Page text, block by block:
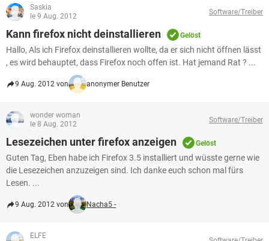
Saskia
le 9 Aug. 2012
Software/Treiber
Kann firefox nicht deinstallieren Gelöst
Hallo, Als ich Firefox deinstallieren wollte, da er sich nicht öffnen lässt
, es wird behauptet, dass Firefox noch offen ist. Hat jemand Rat ? ...
9 Aug. 2012 von anonymer Benutzer
wonder woman
le 8 Aug. 2012
Software/Treiber
Lesezeichen unter firefox anzeigen Gelöst
Guten Tag, Eben habe ich Firefox 3.5 installiert und wüsste gerne wie
die Lesezeichen anzuzeigen sind. Ich danke euch schon mal fürs
Lesen. ...
9 Aug. 2012 von Nacha5 -
ELFE